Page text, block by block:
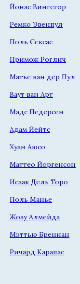
Йонас Вингегор
Ремко Эвенпул
Поль Сексас
Примож Роглич
Матье ван дер Пул
Ваут ван Арт
Мадс Педерсен
Адам Йейтс
Хуан Аюсо
Маттео Йоргенсон
Исаак Дель Торо
Поль Манье
Жоау Алмейда
Мэттью Бреннан
Ричард Карапас